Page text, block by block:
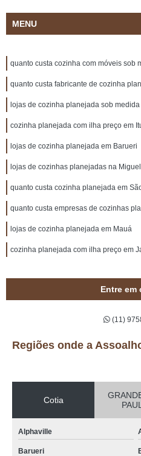
MENU
quanto custa cozinha com móveis sob
quanto custa fabricante de cozinha
lojas de cozinha planejada sob
cozinha planejada com ilha preço em
lojas de cozinha planejada em Barueri
lojas de cozinhas planejadas na
quanto custa cozinha planejada em
quanto custa empresas de cozinhas
lojas de cozinha planejada em Mauá
cozinha planejada com ilha preço em
Entre em
(11)
Regiões onde a
Cotia
Alphaville
Barueri